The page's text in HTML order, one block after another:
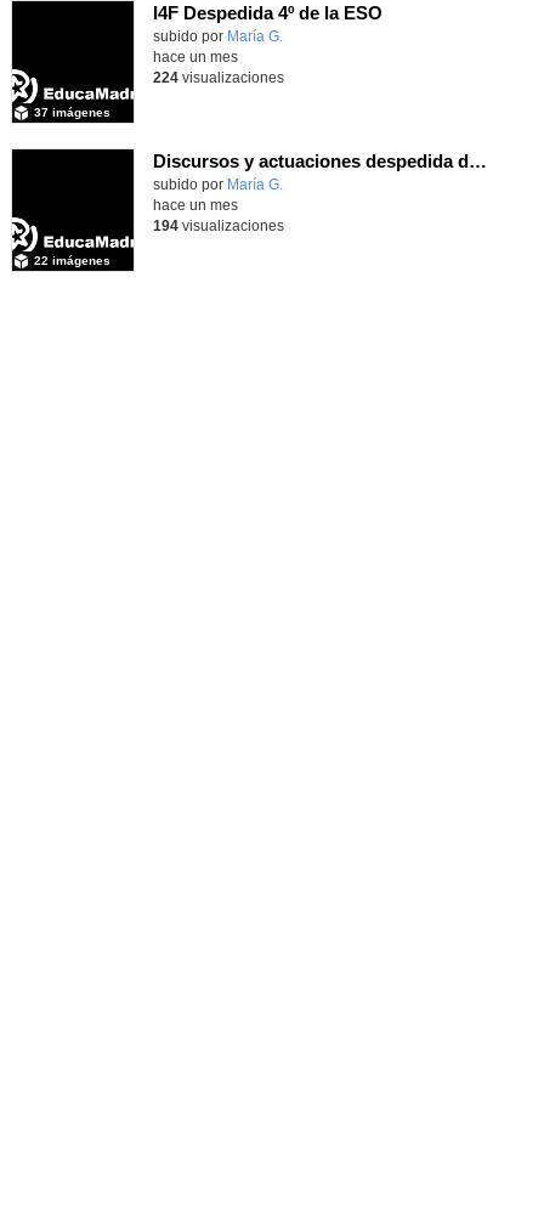
I4F Despedida 4º de la ESO
subido por María G.
37 imágenes
hace un mes
224visualizaciones
Discursos y actuaciones despedida de 4º
Contenido educativo.
subido por María G.
22 imágenes
hace un mes
194visualizaciones